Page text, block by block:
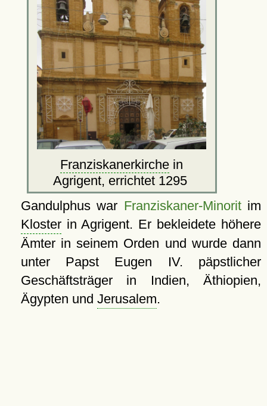
Franziskanerkirche in
Agrigent, errichtet 1295
Gandulphus war Franziskaner-Minoritim
Klosterin Agrigent. Er bekleidete höhere
Ämter in seinem Orden und wurde dann
unter Papst Eugen IV. päpstlicher
Geschäftsträger in Indien, Äthiopien,
Ägypten und Jerusalem.